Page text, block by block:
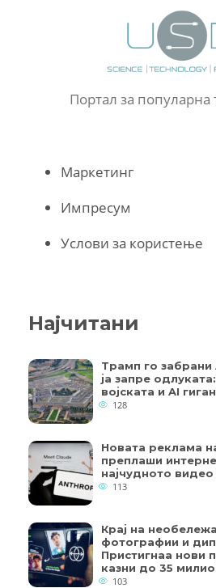
Портал за популарна
Маркетинг
Импресум
Услови за користење
Најчитани
Трамп го забрани
ја запре
војската и AI
128
Новата реклама
преплаши
најчудното видео
113
Крај на
фотографии и
Пристигнаа нови
казни до 35
103